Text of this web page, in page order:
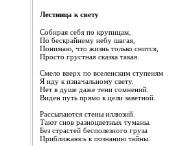
Лестница к свету
Собирая себя по крупицам,
По бескрайнему небу шагая,
Понимаю, что жизнь только снится,
Просто грустная сказка такая.
Смело вверх по вселенским ступеням
Я иду к изначальному свету.
Нет в душе даже тени сомнений.
Виден путь прямо к цели заветной.
Рассыпаются стены иллюзий.
Тают снов разноцветных туманы.
Без страстей бесполезного груза
Приближаюсь к познанию тайны.